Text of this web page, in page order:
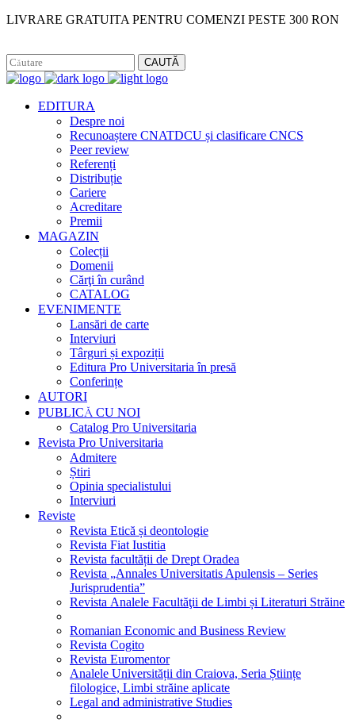
LIVRARE GRATUITA PENTRU COMENZI PESTE 300 RON
CAUTĂ
EDITURA
Despre noi
Recunoaștere CNATDCU și clasificare CNCS
Peer review
Referenți
Distribuție
Cariere
Acreditare
Premii
MAGAZIN
Colecții
Domenii
Cărţi în curând
CATALOG
EVENIMENTE
Lansări de carte
Interviuri
Târguri și expoziții
Editura Pro Universitaria în presă
Conferințe
AUTORI
PUBLICĂ CU NOI
Catalog Pro Universitaria
Revista Pro Universitaria
Admitere
Știri
Opinia specialistului
Interviuri
Reviste
Revista Etică și deontologie
Revista Fiat Iustitia
Revista facultății de Drept Oradea
Revista „Annales Universitatis Apulensis – Series
Jurisprudentia”
Revista Analele Facultăţii de Limbi și Literaturi Străine
Romanian Economic and Business Review
Revista Cogito
Revista Euromentor
Analele Universității din Craiova, Seria Științe
filologice, Limbi străine aplicate
Legal and administrative Studies